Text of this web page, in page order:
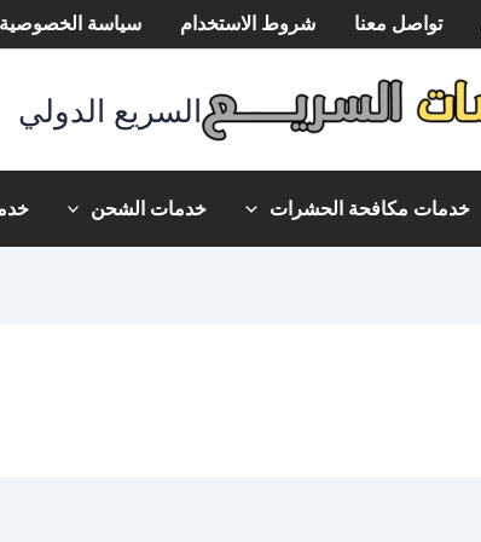
تواصل معنا شروط الاستخدام سياسة الخصوصية
السريع الدولي
خدمات مكافحة الحشرات خدمات الشحن